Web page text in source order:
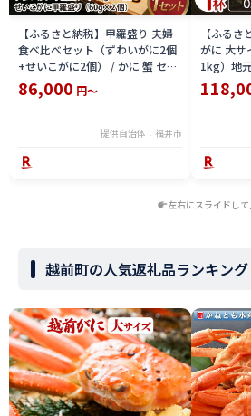
【ふるさと納税】甲羅盛り 夫婦
食べ比べセット（ずわいがに2個
+せいこがに2個） / かに 蟹 セイ
コ ずわい ズワイ 内子 外子 国産
冷凍 冬 冬の味覚 珍味 グルメ 国
86,000 円～
提供自治体：福井市
【ふる
がに 大
1kg）地
塩加減で
ズワイガ
送分】
x004_02]
左右にスライドして
越前町の人気返礼品ランキング